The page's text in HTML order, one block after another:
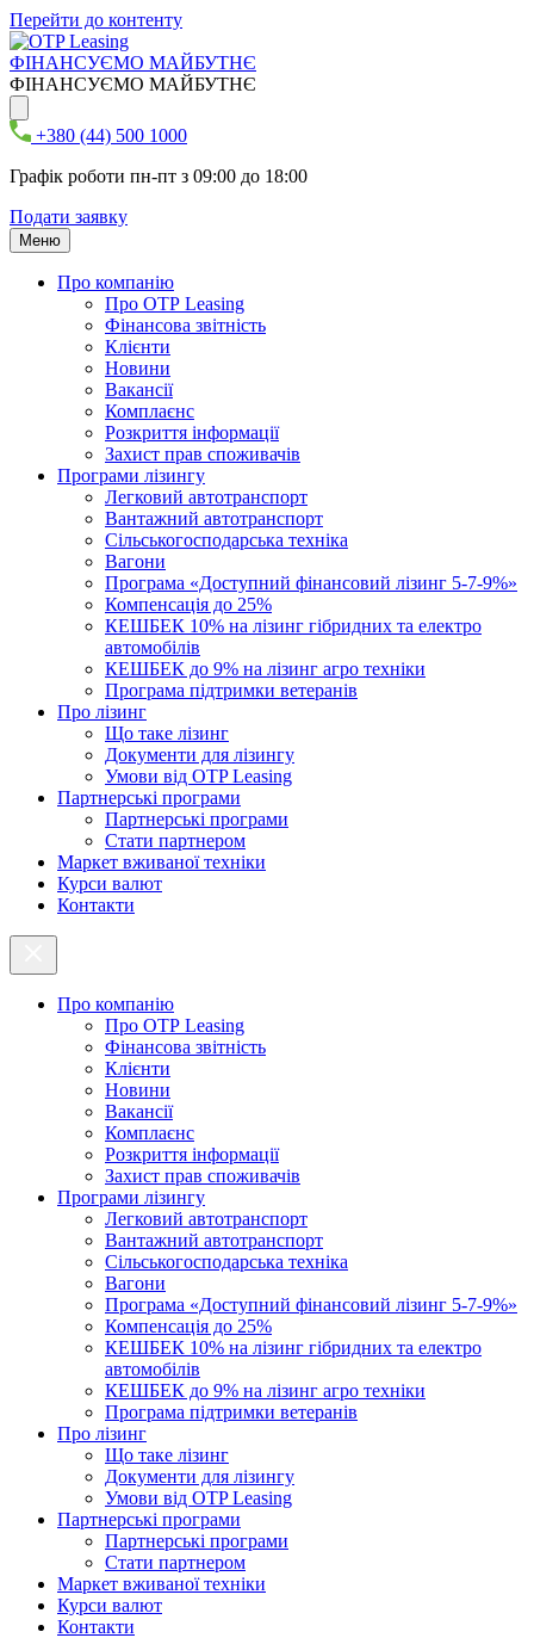
Перейти до контенту
ФІНАНСУЄМО МАЙБУТНЄ
ФІНАНСУЄМО МАЙБУТНЄ
+380 (44) 500 1000
Графік роботи пн-пт з 09:00 до 18:00
Подати заявку
Меню
Про компанію
Про ОТР Leasing
Фінансова звітність
Клієнти
Новини
Вакансії
Комплаєнс
Розкриття інформації
Захист прав споживачів
Програми лізингу
Легковий автотранспорт
Вантажний автотранспорт
Cільськогосподарська техніка
Вагони
Програма «Доступний фінансовий лізинг 5-7-9%»
Компенсація до 25%
КЕШБЕК 10% на лізинг гібридних та електро
автомобілів
КЕШБЕК до 9% на лізинг агро техніки
Програма підтримки ветеранів
Про лізинг
Що таке лізинг
Документи для лізингу
Умови від OTP Leasing
Партнерські програми
Партнерські програми
Стати партнером
Маркет вживаної техніки
Курси валют
Контакти
Про компанію
Про ОТР Leasing
Фінансова звітність
Клієнти
Новини
Вакансії
Комплаєнс
Розкриття інформації
Захист прав споживачів
Програми лізингу
Легковий автотранспорт
Вантажний автотранспорт
Cільськогосподарська техніка
Вагони
Програма «Доступний фінансовий лізинг 5-7-9%»
Компенсація до 25%
КЕШБЕК 10% на лізинг гібридних та електро
автомобілів
КЕШБЕК до 9% на лізинг агро техніки
Програма підтримки ветеранів
Про лізинг
Що таке лізинг
Документи для лізингу
Умови від OTP Leasing
Партнерські програми
Партнерські програми
Стати партнером
Маркет вживаної техніки
Курси валют
Контакти